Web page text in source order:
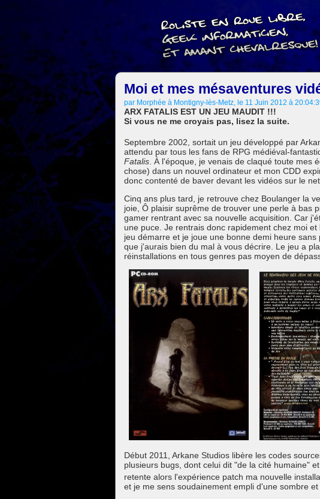
Moi et mes mésaventures
par Morphée à Montigny-lès-Metz, le 11 Juin 2012 à
ARX FATALIS EST UN JEU MAUDIT !!!
Si vous ne me croyais pas, lisez la suite.
Septembre 2002, sortait un jeu développé par
attendu par tous les fans de RPG médiéval-
Fatalis . À l'époque, je venais de claqué toute mes
chose) dans un nouvel ordinateur et mon CDD
donc contenté de baver devant les vidéos sur le net.
Cinq ans plus tard, je retrouve chez Boulanger la
joie, Ô plaisir suprême de trouver une perle à bas
gamer rentrant avec sa nouvelle acquisition. Car
une puce. Je rentrais donc rapidement chez moi
jeu démarre et je joue une bonne demi heure
que j'aurais bien du mal à vous décrire. Le jeu a
réinstallations en tous genres pas moyen de
Début 2011, Arkane Studios libère les codes
plusieurs bugs, dont celui dit "de la cité humaine"
retente alors l'expérience patch ma nouvelle
et je me sens soudainement empli d'une sombre et